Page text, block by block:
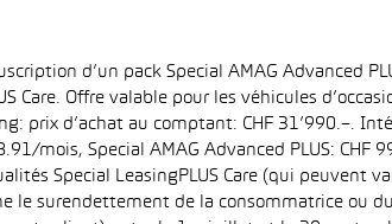
d’un pack Special AMAG Advanced
Care. Offre valable pour les véhicules
prix d’achat au comptant: CHF 31’990.–.
mois, Special AMAG Advanced PLUS: CHF
Special LeasingPLUS Care (qui peuvent
le surendettement de la consommatrice ou